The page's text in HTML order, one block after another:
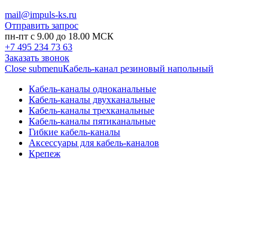
mail@impuls-ks.ru
Отправить запрос
пн-пт с 9.00 до 18.00 МСК
+7 495 234 73 63
Заказать звонок
Close submenuКабель-канал резиновый напольный
Кабель-каналы одноканальные
Кабель-каналы двухканальные
Кабель-каналы трехканальные
Кабель-каналы пятиканальные
Гибкие кабель-каналы
Аксессуары для кабель-каналов
Крепеж